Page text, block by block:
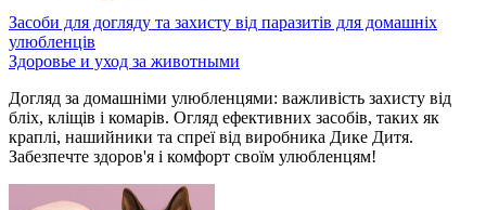
Засоби для догляду та захисту від паразитів для домашніх
улюбленців
Здоровье и уход за животными
Догляд за домашніми улюбленцями: важливість захисту від
бліх, кліщів і комарів. Огляд ефективних засобів, таких як
краплі, нашийники та спреї від виробника Дике Дитя.
Забезпечте здоров'я і комфорт своїм улюбленцям!